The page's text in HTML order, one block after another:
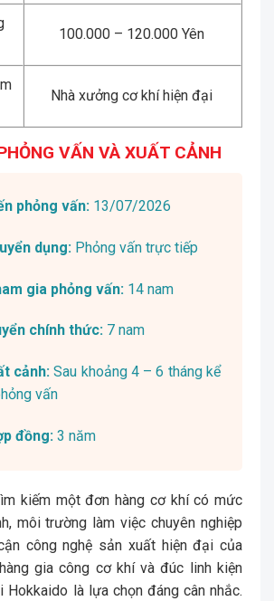
100.000 – 120.000 Yên
Nhà xưởng cơ khí hiện đại
VẤN VÀ XUẤT CẢNH
phỏng vấn: 13/07/2026
dụng: Phỏng vấn trực tiếp
gia phỏng vấn: 14 nam
chính thức: 7 nam
cảnh:Sau khoảng 4 – 6 tháng kể
vấn
đồng: 3 năm
kiếm một đơn hàng cơ khí có mức
môi trường làm việc chuyên nghiệp
công nghệ sản xuất hiện đại của
gia công cơ khí và đúc linh kiện
là lựa chọn đáng cân nhắc.